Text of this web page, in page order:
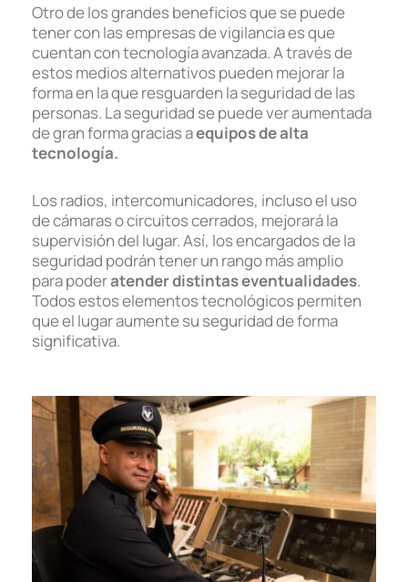
Otro de los grandes beneficios que se puede
tener con las empresas de vigilancia es que
cuentan con tecnología avanzada. A través de
estos medios alternativos pueden mejorar la
forma en la que resguarden la seguridad de las
personas. La seguridad se puede ver aumentada
de gran forma gracias aequipos de alta
tecnología.
Los radios, intercomunicadores, incluso el uso
de cámaras o circuitos cerrados, mejorará la
supervisión del lugar. Así, los encargados de la
seguridad podrán tener un rango más amplio
para poderatender distintas eventualidades.
Todos estos elementos tecnológicos permiten
que el lugar aumente su seguridad de forma
significativa.